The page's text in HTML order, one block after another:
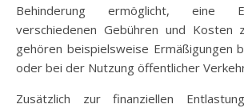
Behinderung ermöglicht, eine
verschiedenen Gebühren und Kosten
gehören beispielsweise Ermäßigungen
oder bei der Nutzung öffentlicher
Zusätzlich zur finanziellen